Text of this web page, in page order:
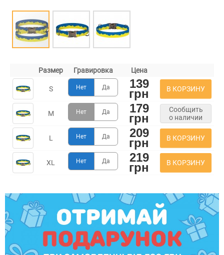
Размер Гравировка Цена
S Нет Да 139
грн В КОРЗИНУ
M Нет Да 179
грн
Сообщить
о наличии
L Нет Да 209
грн В КОРЗИНУ
XL Нет Да 219
грн В КОРЗИНУ